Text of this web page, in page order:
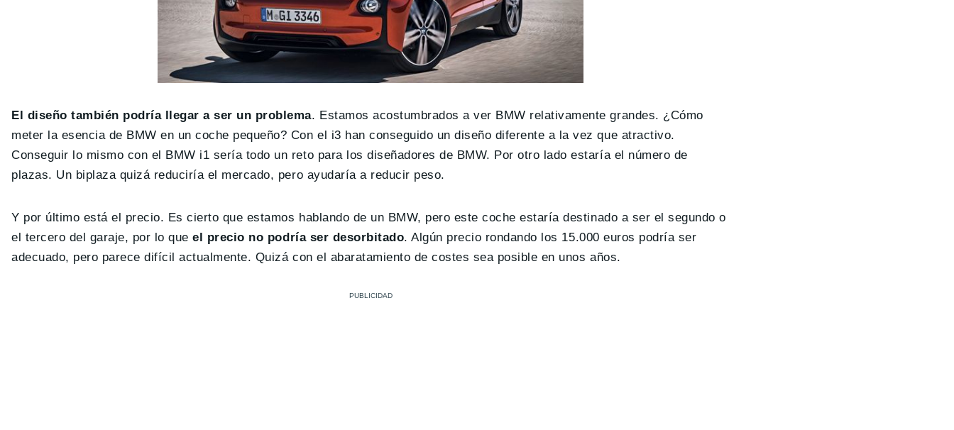
El diseño también podría llegar a ser un problema. Estamos acostumbrados a ver BMW relativamente grandes. ¿Cómo
meter la esencia de BMW en un coche pequeño? Con el i3 han conseguido un diseño diferente a la vez que atractivo.
Conseguir lo mismo con el BMW i1 sería todo un reto para los diseñadores de BMW. Por otro lado estaría el número de
plazas. Un biplaza quizá reduciría el mercado, pero ayudaría a reducir peso.
Y por último está el precio. Es cierto que estamos hablando de un BMW, pero este coche estaría destinado a ser el segundo o
el tercero del garaje, por lo que el precio no podría ser desorbitado. Algún precio rondando los 15.000 euros podría ser
adecuado, pero parece difícil actualmente. Quizá con el abaratamiento de costes sea posible en unos años.